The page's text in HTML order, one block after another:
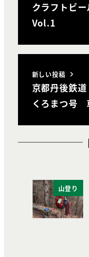
クラフトビ
Vol.1
新しい投稿
京都丹後鉄
くろまつ号
山登り